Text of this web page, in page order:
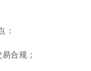
：
合规；